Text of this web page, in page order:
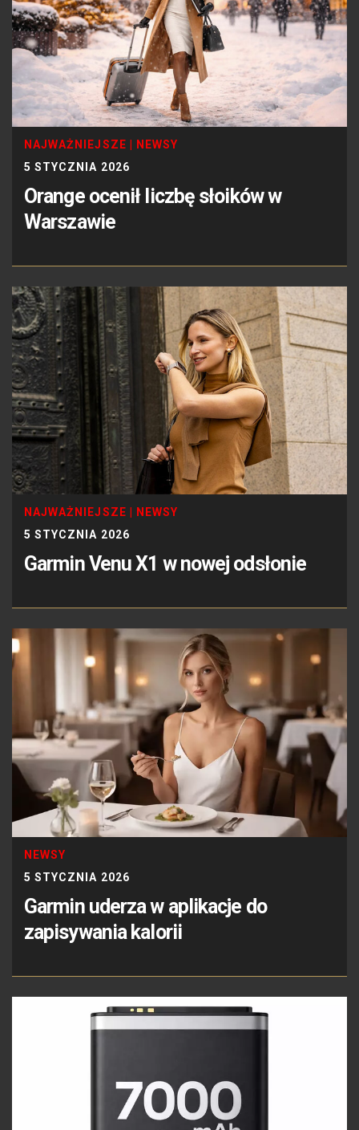
NAJWAŻNIEJSZE
NEWSY
5 STYCZNIA 2026
Orange ocenił liczbę słoików w
Warszawie
NAJWAŻNIEJSZE
NEWSY
5 STYCZNIA 2026
Garmin Venu X1 w nowej odsłonie
NEWSY
5 STYCZNIA 2026
Garmin uderza w aplikacje do
zapisywania kalorii